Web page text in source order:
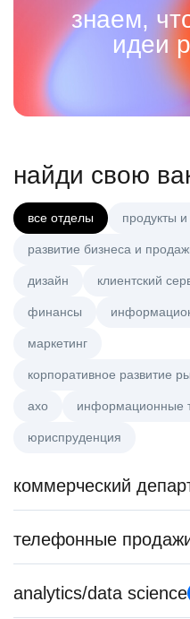
знаем,
идеи
найди свою
все отделы продукты
развитие бизнеса и
дизайн клиентский
финансы
маркетинг
корпоративное развитие
axo информационные
юриспруденция
коммерческий
Key Account Manager
150000 ₽
телефонные
Менеджер по продажам
HeadHunter::Телефонные
analytics/data science